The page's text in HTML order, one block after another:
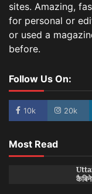
sites. Amazing,
for personal or
or used a
before.
Follow Us On:
10k 20k
Most Read